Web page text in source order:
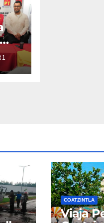
COATZINTLA
Viaja